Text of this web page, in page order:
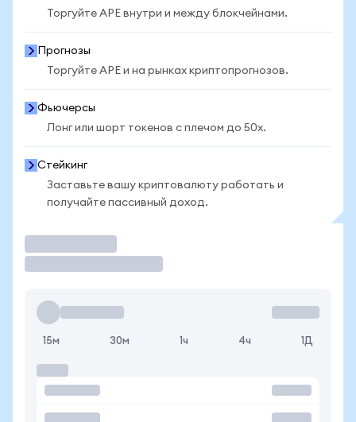
Торгуйте APE внутри и между блокчейнами.
Прогнозы
Торгуйте APE и на рынках криптопрогнозов.
Фьючерсы
Лонг или шорт токенов с плечом до 50x.
Стейкинг
Заставьте вашу криптовалюту работать и
получайте пассивный доход.
15м 30м 1ч 4ч 1Д